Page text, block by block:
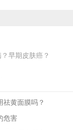
早期皮肤癌？
祛黄面膜吗？
危害